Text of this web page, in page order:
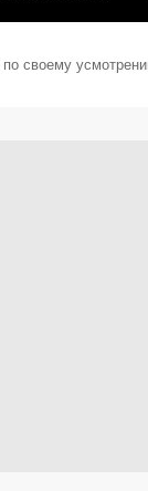
по своему